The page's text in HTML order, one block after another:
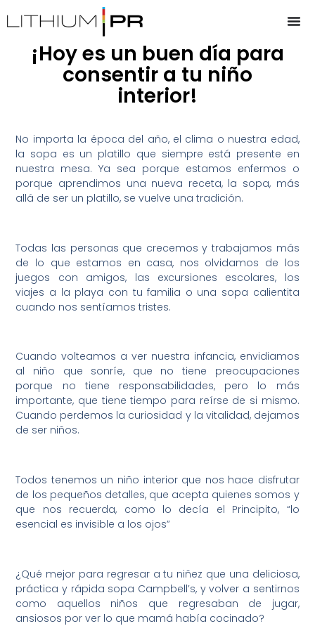
¡Hoy es un buen día para
consentir a tu niño
interior!
No importa la época del año, el clima o nuestra edad,
la sopa es un platillo que siempre está presente en
nuestra mesa. Ya sea porque estamos enfermos o
porque aprendimos una nueva receta, la sopa, más
allá de ser un platillo, se vuelve una tradición.
Todas las personas que crecemos y trabajamos más
de lo que estamos en casa, nos olvidamos de los
juegos con amigos, las excursiones escolares, los
viajes a la playa con tu familia o una sopa calientita
cuando nos sentíamos tristes.
Cuando volteamos a ver nuestra infancia, envidiamos
al niño que sonríe, que no tiene preocupaciones
porque no tiene responsabilidades, pero lo más
importante, que tiene tiempo para reírse de si mismo.
Cuando perdemos la curiosidad y la vitalidad, dejamos
de ser niños.
Todos tenemos un niño interior que nos hace disfrutar
de los pequeños detalles, que acepta quienes somos y
que nos recuerda, como lo decía el Principito, “lo
esencial es invisible a los ojos”
¿Qué mejor para regresar a tu niñez que una deliciosa,
práctica y rápida sopa Campbell’s, y volver a sentirnos
como aquellos niños que regresaban de jugar,
ansiosos por ver lo que mamá había cocinado?